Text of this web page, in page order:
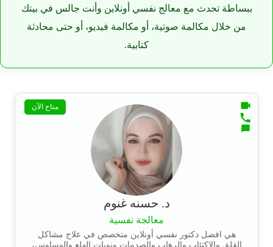
ببساطة تحدث مع معالج نفسي أونلاين وأنت جالس في بيتك
من خلال مكالمة صوتية، أو مكالمة فيديو، أو حتى محادثة
كتابية.
متاح الآن
د. حسنه غنوم
معالجة نفسية
هي افضل دكتور نفسي أونلاين متخصص في علاج مشاكل
القلق والاكتئاب والرهاب والصدمات ونوبات الهلع والوساوس،